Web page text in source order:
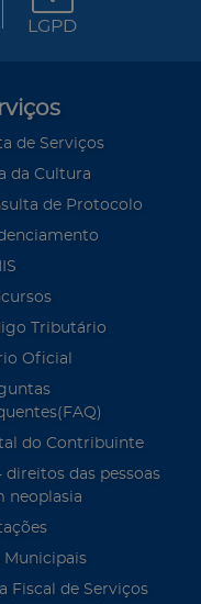
LGPD
de Serviços
da Cultura
de Protocolo
Tributário
Oficial
do Contribuinte
- direitos das pessoas
neoplasia
Municipais
Fiscal de Serviços